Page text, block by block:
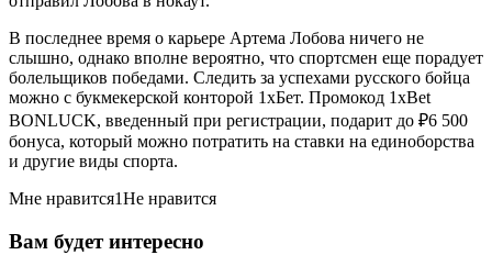
В последнее время о карьере Артема Лобова ничего не
слышно, однако вполне вероятно, что спортсмен еще порадует
болельщиков победами. Следить за успехами русского бойца
можно с букмекерской конторой 1хБет. Промокод 1xBet
BONLUCK, введенный при регистрации, подарит до ₽6 500
бонуса, который можно потратить на ставки на единоборства
и другие виды спорта.
Мне нравится1Не нравится
Вам будет интересно